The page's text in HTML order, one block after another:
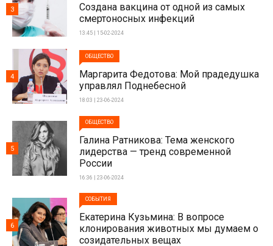
Создана вакцина от одной из самых
смертоносных инфекций
13:45 | 15-02-2024
3
ОБЩЕСТВО
Маргарита Федотова: Мой прадедушка
управлял Поднебесной
18:03 | 23-06-2024
4
ОБЩЕСТВО
Галина Ратникова: Тема женского
лидерства — тренд современной
России
16:36 | 23-06-2024
5
СОБЫТИЯ
Екатерина Кузьмина: В вопросе
клонирования животных мы думаем о
созидательных вещах
6